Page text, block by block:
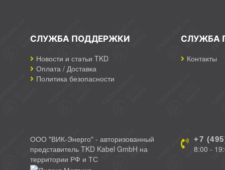
СЛУЖБА ПОДДЕРЖКИ
Новости и статьи TKD
Оплата / Доставка
Политика безопасности
СЛУЖБА
Контакты
ООО "ВИК-Энерго" - авторизованный
представитель TKD Kabel GmbH на
территории РФ и ТС
+7
8:00 -